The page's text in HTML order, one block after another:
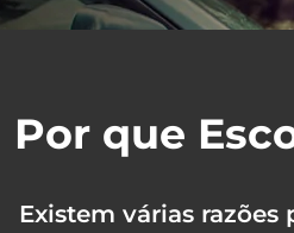
Por que
Existem várias